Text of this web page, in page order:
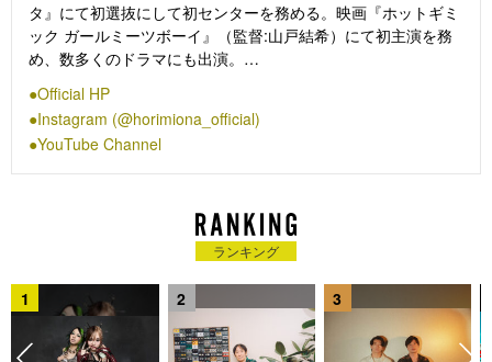
タ』にて初選抜にして初センターを務める。映画『ホットギミ
ック ガールミーツボーイ』（監督:山戸結希）にて初主演を務
め、数多くのドラマにも出演。
は俳優として様々な作品に出演する一方で、アパレルのプロデ
ュースなどタレントとしてもマルチに活動している。
Official HP
Instagram (@horimiona_official)
YouTube Channel
ランキング
1 2 3